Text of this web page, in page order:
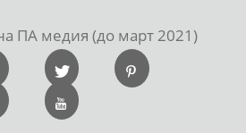
ПА медия (до март 2021)